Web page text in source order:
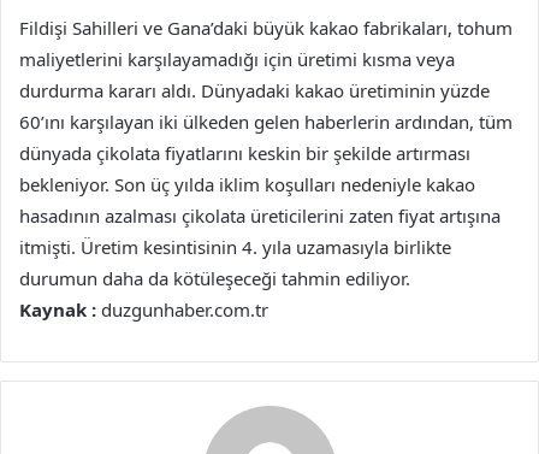
Fildişi Sahilleri ve Gana’daki büyük kakao fabrikaları, tohum
maliyetlerini karşılayamadığı için üretimi kısma veya
durdurma kararı aldı. Dünyadaki kakao üretiminin yüzde
60’ını karşılayan iki ülkeden gelen haberlerin ardından, tüm
dünyada çikolata fiyatlarını keskin bir şekilde artırması
bekleniyor. Son üç yılda iklim koşulları nedeniyle kakao
hasadının azalması çikolata üreticilerini zaten fiyat artışına
itmişti. Üretim kesintisinin 4. yıla uzamasıyla birlikte
durumun daha da kötüleşeceği tahmin ediliyor.
Kaynak : duzgunhaber.com.tr